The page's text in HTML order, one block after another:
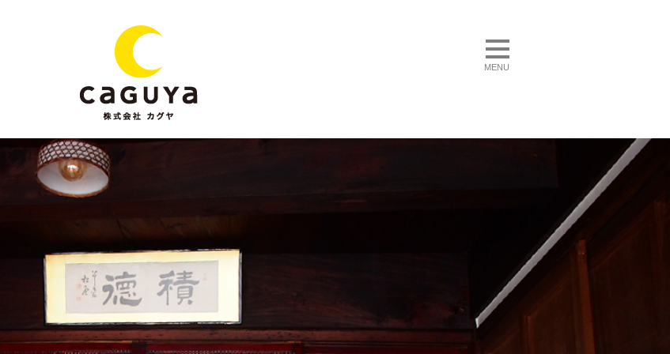
toggle navigation
MENU